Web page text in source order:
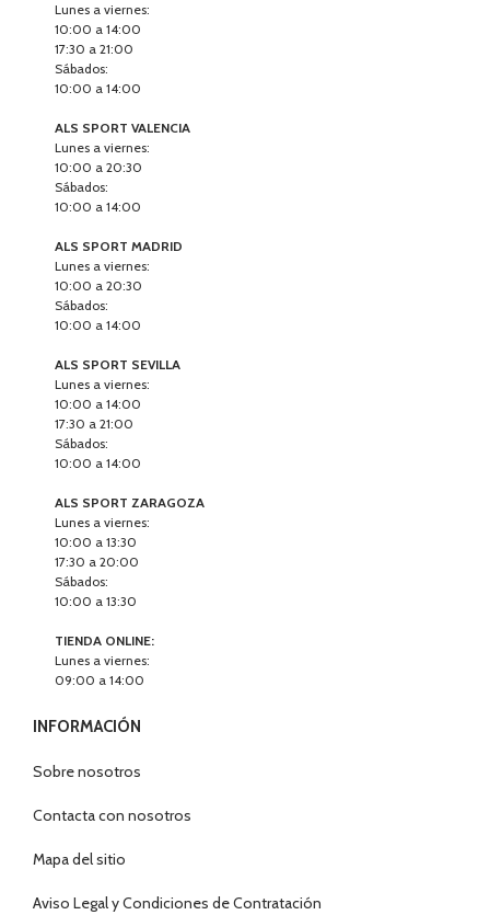
Lunes a viernes:
10:00 a 14:00
17:30 a 21:00
Sábados:
10:00 a 14:00
ALS SPORT VALENCIA
Lunes a viernes:
10:00 a 20:30
Sábados:
10:00 a 14:00
ALS SPORT MADRID
Lunes a viernes:
10:00 a 20:30
Sábados:
10:00 a 14:00
ALS SPORT SEVILLA
Lunes a viernes:
10:00 a 14:00
17:30 a 21:00
Sábados:
10:00 a 14:00
ALS SPORT ZARAGOZA
Lunes a viernes:
10:00 a 13:30
17:30 a 20:00
Sábados:
10:00 a 13:30
TIENDA ONLINE:
Lunes a viernes:
09:00 a 14:00
INFORMACIÓN
Sobre nosotros
Contacta con nosotros
Mapa del sitio
Aviso Legal y Condiciones de Contratación